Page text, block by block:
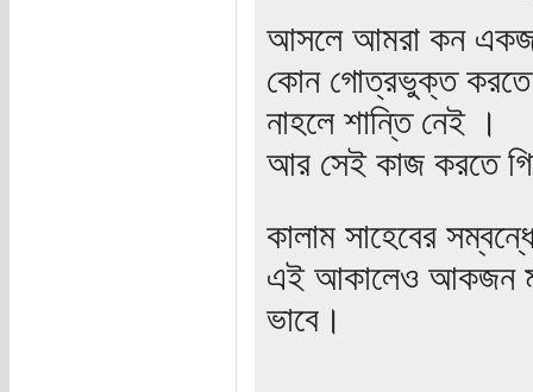
আসলে আমরা কন একজন
কোন গোত্রভুক্ত
নাহলে শান্তি নেই ।
আর সেই কাজ করতে
কালাম সাহেবের
এই আকালেও আকজন
ভাবে।